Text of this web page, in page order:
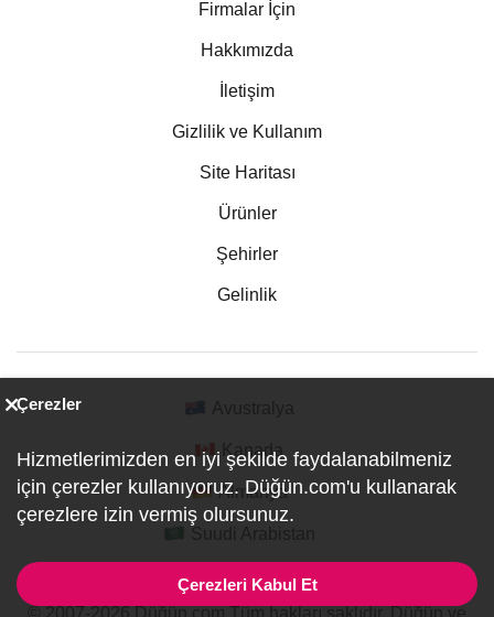
Firmalar İçin
Hakkımızda
İletişim
Gizlilik ve Kullanım
Site Haritası
Ürünler
Şehirler
Gelinlik
Kanada
Almanya
Çerezler
Hizmetlerimizden en iyi şekilde faydalanabilmeniz
için çerezler kullanıyoruz. Düğün.com'u kullanarak
çerezlere izin vermiş olursunuz.
Çerezleri Kabul Et